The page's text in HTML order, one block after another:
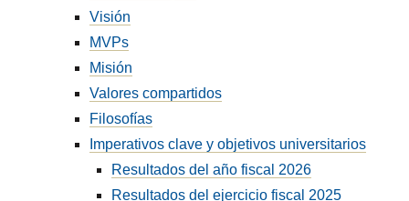
Visión
MVPs
Misión
Valores compartidos
Filosofías
Imperativos clave y objetivos universitarios
Resultados del año fiscal 2026
Resultados del ejercicio fiscal 2025